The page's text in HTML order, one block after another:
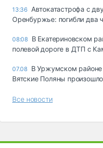
13:36 Автокатастрофа с
Оренбуржье: погибли два
08:08 В Екатериновском
полевой дороге в ДТП с
07.08 В Уржумском
Вятские Поляны
Все новости